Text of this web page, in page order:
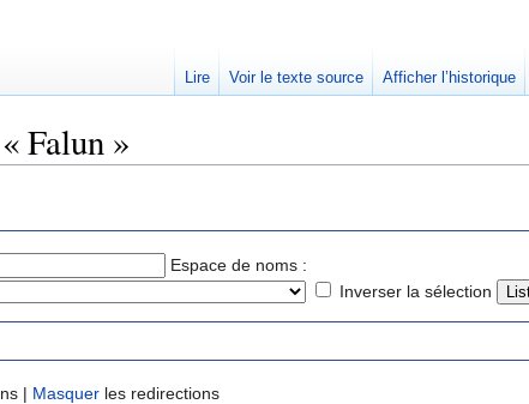
Falun »
Espace de noms :
Inverser la sélection
| Masquer les redirections
Lire Voir le texte source Afficher l’historique